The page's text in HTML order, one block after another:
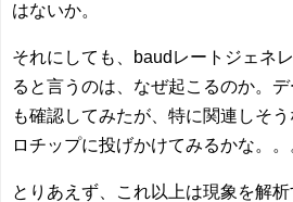
はないか。
それにしても、baudレートジェネ
ると言うのは、なぜ起こるのか。
も確認してみたが、特に関連しそ
ロチップに投げかけてみるかな。。
とりあえず、これ以上は現象を解